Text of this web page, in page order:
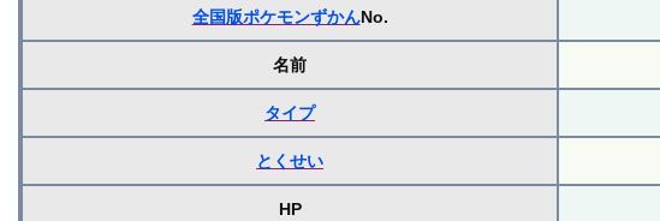
全国版ポケモンずかんNo.
名前
タイプ
とくせい
HP